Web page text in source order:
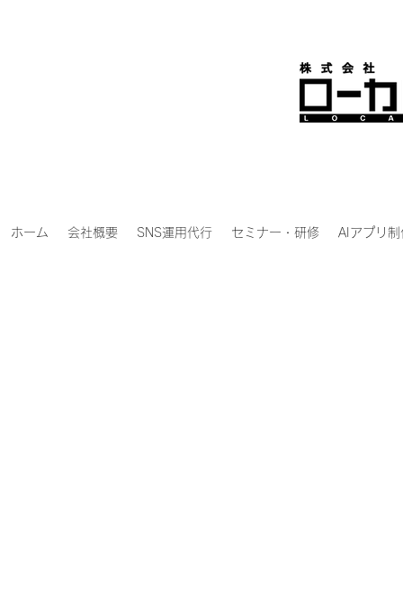
ホーム 会社概要 SNS運用代行 セミナー・研修 AIアプリ制